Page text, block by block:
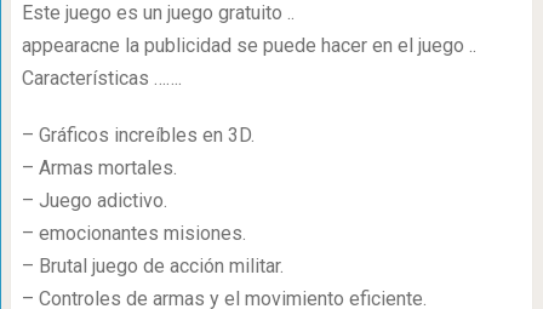
Este juego es un juego gratuito ..
appearacne la publicidad se puede hacer en el juego ..
Características …….
– Gráficos increíbles en 3D.
– Armas mortales.
– Juego adictivo.
– emocionantes misiones.
– Brutal juego de acción militar.
– Controles de armas y el movimiento eficiente.